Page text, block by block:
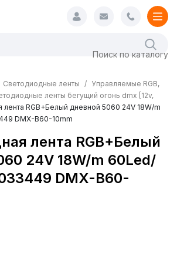
Светодиодные ленты
Управляемые RGB,
ленты бегущий огонь dmx [12v,
лента RGB+Белый дневной 5060 24V 18W/m
DMX-B60-10mm
лента RGB+Белый
24V 18W/m 60Led/
DMX-B60-